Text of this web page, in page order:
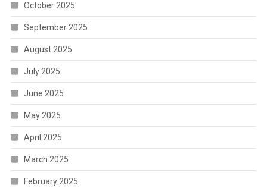
October 2025
September 2025
August 2025
July 2025
June 2025
May 2025
April 2025
March 2025
February 2025